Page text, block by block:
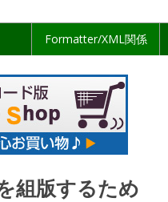
Formatter/XML関係
組版するため